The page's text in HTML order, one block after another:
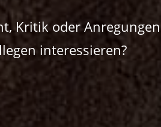
Kritik oder Anregungen
interessieren?